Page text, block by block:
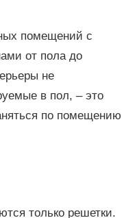
помещений с
от пола до
не
в пол, – это
по помещению
только решетки.